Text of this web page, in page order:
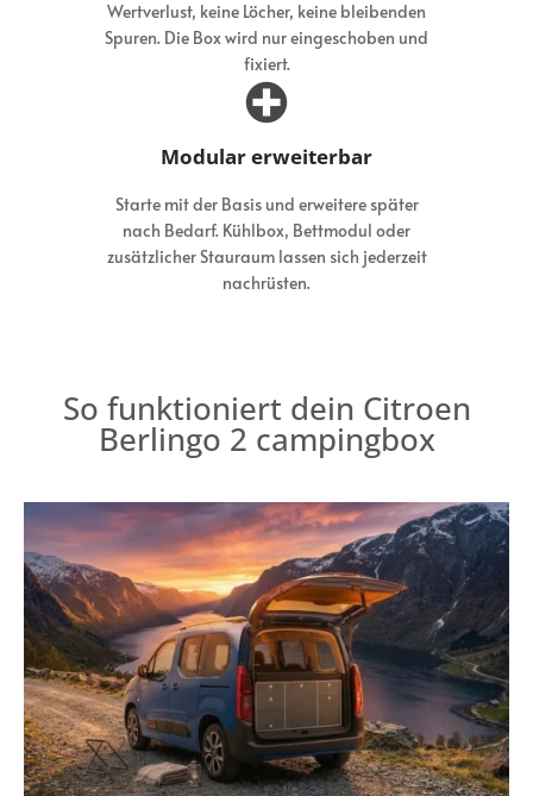
Wertverlust, keine Löcher, keine bleibenden
Spuren. Die Box wird nur eingeschoben und
fixiert.
Modular erweiterbar
Starte mit der Basis und erweitere später
nach Bedarf. Kühlbox, Bettmodul oder
zusätzlicher Stauraum lassen sich jederzeit
nachrüsten.
So funktioniert dein Citroen
Berlingo 2 campingbox